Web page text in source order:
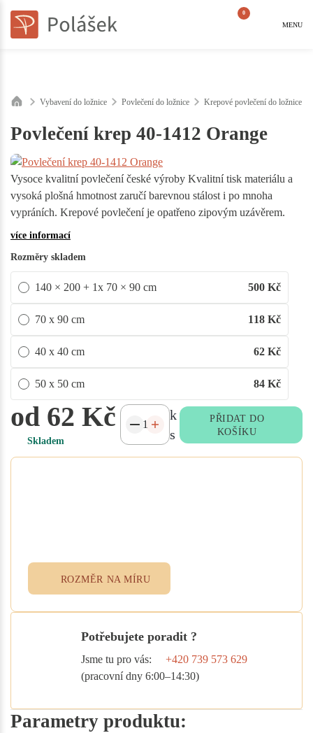
0
MENU
Vybavení do ložnice Povlečení do ložnice Krepové povlečení do ložnice
Povlečení krep 40-1412 Orange
Vysoce kvalitní povlečení české výroby Kvalitní tisk materiálu a
vysoká plošná hmotnost zaručí barevnou stálost i po mnoha
vypráních. Krepové povlečení je opatřeno zipovým uzávěrem.
více informací
Rozměry skladem
140 × 200 + 1x 70 × 90 cm 500 Kč
70 x 90 cm 118 Kč
40 x 40 cm 62 Kč
50 x 50 cm 84 Kč
od 62 Kč
Skladem
k
s
PŘIDAT DO
KOŠÍKU
ROZMĚR NA MÍRU
Potřebujete poradit ?
Jsme tu pro vás:
+420 739 573 629
(pracovní dny 6:00–14:30)
Parametry produktu: